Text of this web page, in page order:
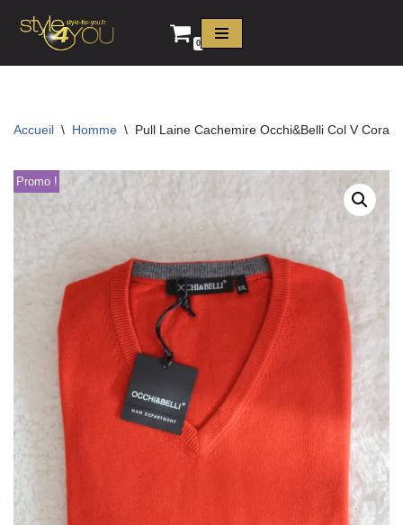
au
0
Accueil \ Homme \ Pull Laine Cachemire Occhi&Belli Col V Corail
Promo !